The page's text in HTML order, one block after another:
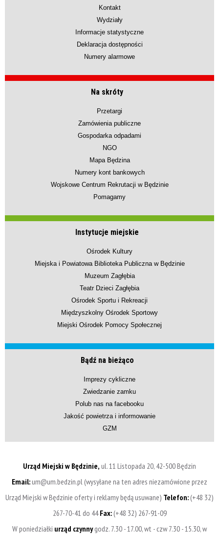
Kontakt
Wydziały
Informacje statystyczne
Deklaracja dostępności
Numery alarmowe
Na skróty
Przetargi
Zamówienia publiczne
Gospodarka odpadami
NGO
Mapa Będzina
Numery kont bankowych
Wojskowe Centrum Rekrutacji w Będzinie
Pomagamy
Instytucje miejskie
Ośrodek Kultury
Miejska i Powiatowa Biblioteka Publiczna w Będzinie
Muzeum Zagłębia
Teatr Dzieci Zagłębia
Ośrodek Sportu i Rekreacji
Międzyszkolny Ośrodek Sportowy
Miejski Ośrodek Pomocy Społecznej
Bądź na bieżąco
Imprezy cykliczne
Zwiedzanie zamku
Polub nas na facebooku
Jakość powietrza i informowanie
GZM
Urząd Miejski w Będzinie, ul. 11 Listopada 20, 42-500 Będzin
Email:um@um.bedzin.pl (wysyłane na ten adres niezamówione przez
Urząd Miejski w Będzinie oferty i reklamy będą usuwane) Telefon:(+48 32)
267-70-41 do 44Fax:(+48 32) 267-91-09
W poniedziałki urząd czynnygodz. 7.30 - 17.00, wt - czw 7.30 - 15.30, w